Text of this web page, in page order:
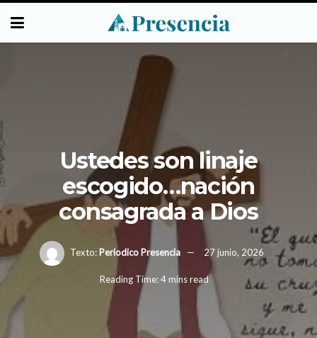
Ustedes son linaje
escogido…nación
consagrada a Dios
Texto: Periodico Presencia 27 junio, 2026
Reading Time: 4 mins read